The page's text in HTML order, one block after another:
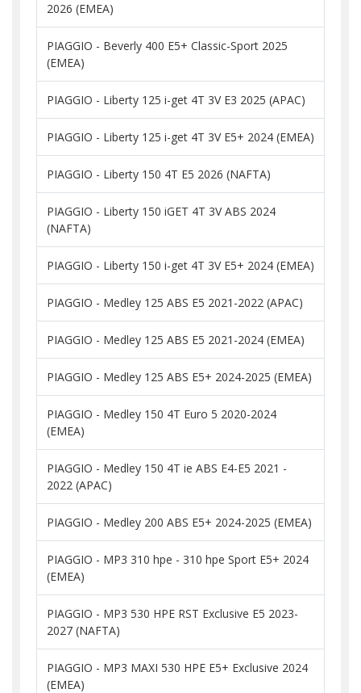
2026 (EMEA)
PIAGGIO - Beverly 400 E5+ Classic-Sport 2025
(EMEA)
PIAGGIO - Liberty 125 i-get 4T 3V E3 2025 (APAC)
PIAGGIO - Liberty 125 i-get 4T 3V E5+ 2024 (EMEA)
PIAGGIO - Liberty 150 4T E5 2026 (NAFTA)
PIAGGIO - Liberty 150 iGET 4T 3V ABS 2024
(NAFTA)
PIAGGIO - Liberty 150 i-get 4T 3V E5+ 2024 (EMEA)
PIAGGIO - Medley 125 ABS E5 2021-2022 (APAC)
PIAGGIO - Medley 125 ABS E5 2021-2024 (EMEA)
PIAGGIO - Medley 125 ABS E5+ 2024-2025 (EMEA)
PIAGGIO - Medley 150 4T Euro 5 2020-2024
(EMEA)
PIAGGIO - Medley 150 4T ie ABS E4-E5 2021 -
2022 (APAC)
PIAGGIO - Medley 200 ABS E5+ 2024-2025 (EMEA)
PIAGGIO - MP3 310 hpe - 310 hpe Sport E5+ 2024
(EMEA)
PIAGGIO - MP3 530 HPE RST Exclusive E5 2023-
2027 (NAFTA)
PIAGGIO - MP3 MAXI 530 HPE E5+ Exclusive 2024
(EMEA)